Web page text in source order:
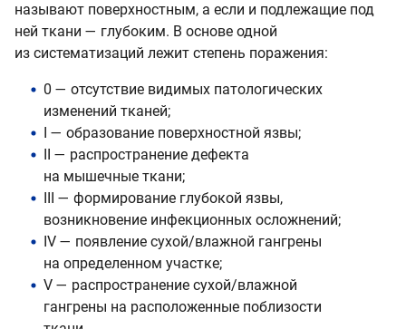
называют поверхностным, а если и подлежащие под
ней ткани — глубоким. В основе одной
из систематизаций лежит степень поражения:
0 — отсутствие видимых патологических
изменений тканей;
I — образование поверхностной язвы;
II — распространение дефекта
на мышечные ткани;
III — формирование глубокой язвы,
возникновение инфекционных осложнений;
IV — появление сухой/влажной гангрены
на определенном участке;
V — распространение сухой/влажной
гангрены на расположенные поблизости